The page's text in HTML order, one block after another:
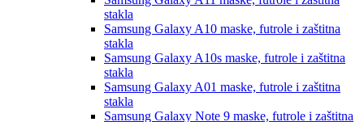
stakla
Samsung Galaxy A10 maske, futrole i zaštitna
stakla
Samsung Galaxy A10s maske, futrole i zaštitna
stakla
Samsung Galaxy A01 maske, futrole i zaštitna
stakla
Samsung Galaxy Note 9 maske, futrole i zaštitna